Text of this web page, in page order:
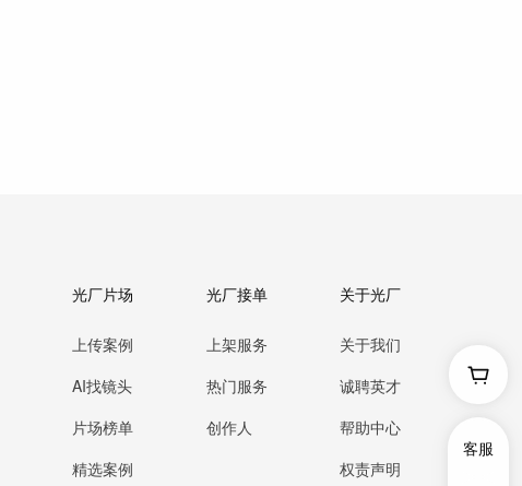
客服
光厂片场
上传案例
AI找镜头
片场榜单
精选案例
光厂接单
上架服务
热门服务
创作人
关于光厂
关于我们
诚聘英才
帮助中心
权责声明